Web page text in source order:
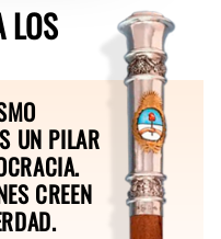
LOS
UN PILAR
CREEN